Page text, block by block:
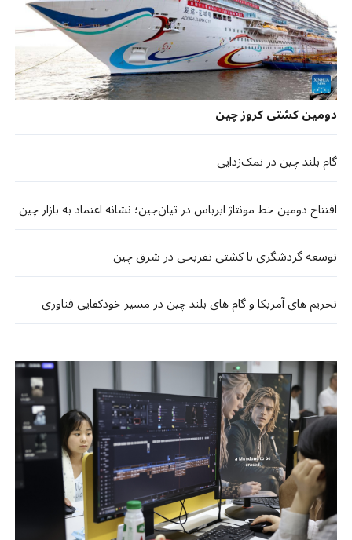
دومین کشتی کروز چین
گام بلند چین در نمک‌زدایی
افتتاح دومین خط مونتاژ ایرباس در تیان‌جین؛ نشانه اعتماد به بازار چین
توسعه گردشگری با کشتی تفریحی در شرق چین
تحریم های آمریکا و گام های بلند چین در مسیر خودکفایی فناوری